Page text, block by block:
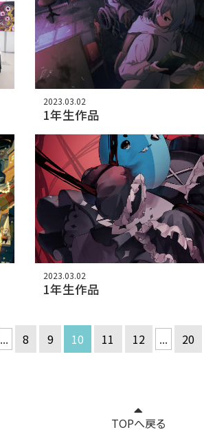
2023.03.02
1年生作品
2023.03.02
1年生作品
... 8 9 10 11 12 ... 20
TOPへ戻る